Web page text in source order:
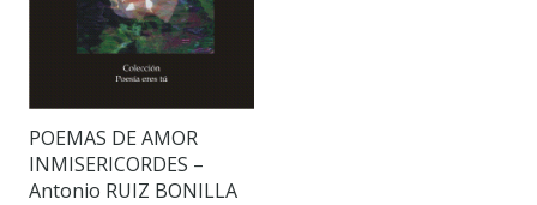
POEMAS DE AMOR
INMISERICORDES –
Antonio RUIZ BONILLA